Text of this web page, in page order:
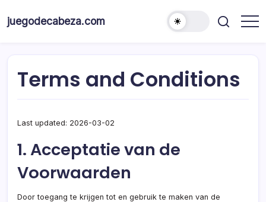
juegodecabeza.com
Terms and Conditions
Last updated: 2026-03-02
1. Acceptatie van de
Voorwaarden
Door toegang te krijgen tot en gebruik te maken van de